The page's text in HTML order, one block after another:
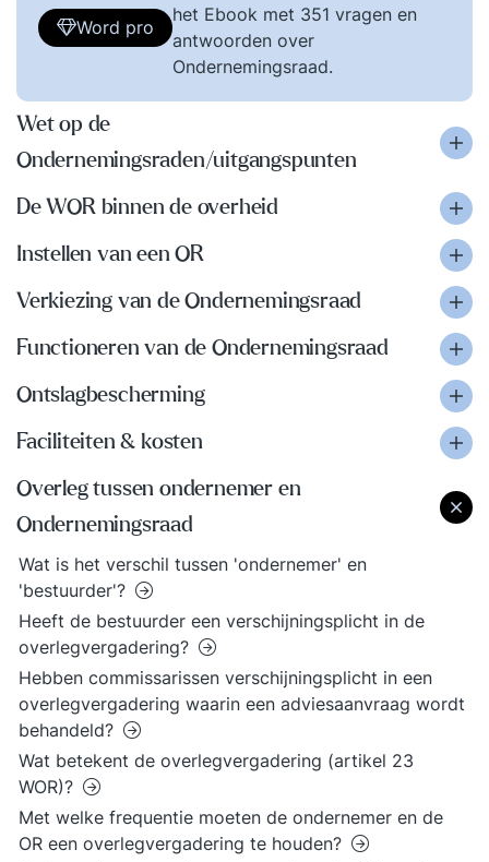
Word pro
het Ebook met 351 vragen en
antwoorden over
Ondernemingsraad.
Wet op de
Ondernemingsraden/uitgangspunten
De WOR binnen de overheid
Instellen van een OR
Verkiezing van de Ondernemingsraad
Functioneren van de Ondernemingsraad
Ontslagbescherming
Faciliteiten & kosten
Overleg tussen ondernemer en
Ondernemingsraad
Wat is het verschil tussen 'ondernemer' en
'bestuurder'?
Heeft de bestuurder een verschijningsplicht in de
overlegvergadering?
Hebben commissarissen verschijningsplicht in een
overlegvergadering waarin een adviesaanvraag wordt
behandeld?
Wat betekent de overlegvergadering (artikel 23
WOR)?
Met welke frequentie moeten de ondernemer en de
OR een overlegvergadering te houden?